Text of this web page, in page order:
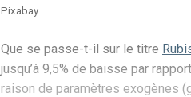
Pixabay
Que se passe-t-il sur le titre
jusqu’à 9,5% de baisse par
raison de paramètres exogènes